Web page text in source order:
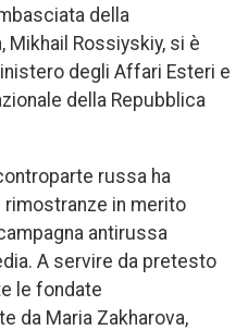
della
Mikhail Rossiyskiy, si è
degli Affari Esteri e
della Repubblica
russa ha
in merito
antirussa
A servire da pretesto
le fondate
da Maria Zakharova,